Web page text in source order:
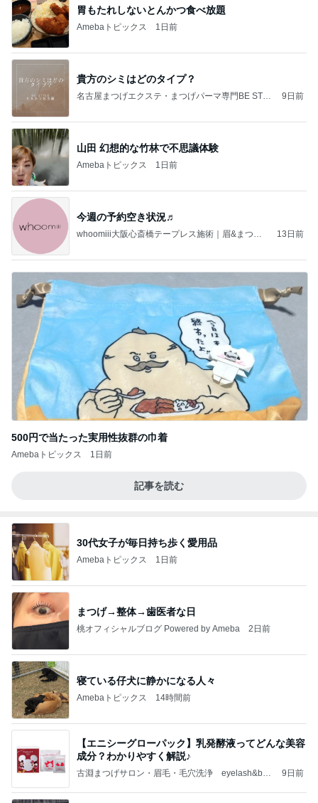
胃もたれしないとんかつ食べ放題
Amebaトピックス 1日前
貴方のシミはどのタイプ？
名古屋まつげエクステ・まつげパーマ専門BE STYL
9日前
山田 幻想的な竹林で不思議体験
Amebaトピックス 1日前
今週の予約空き状況♬
whoomiii大阪心斎橋テープレス施術｜眉&まつげ
13日前
500円で当たった実用性抜群の巾着
Amebaトピックス 1日前
記事を読む
30代女子が毎日持ち歩く愛用品
Amebaトピックス 1日前
まつげ→整体→歯医者な日
桃オフィシャルブログ Powered by Ameba 2日前
寝ている仔犬に静かになる人々
Amebaトピックス 14時間前
【エニシーグローパック】乳発酵液ってどんな美容
成分？わかりやすく解説♪
古淵まつげサロン・眉毛・毛穴洗浄 eyelash&bea
ブログ
9日前